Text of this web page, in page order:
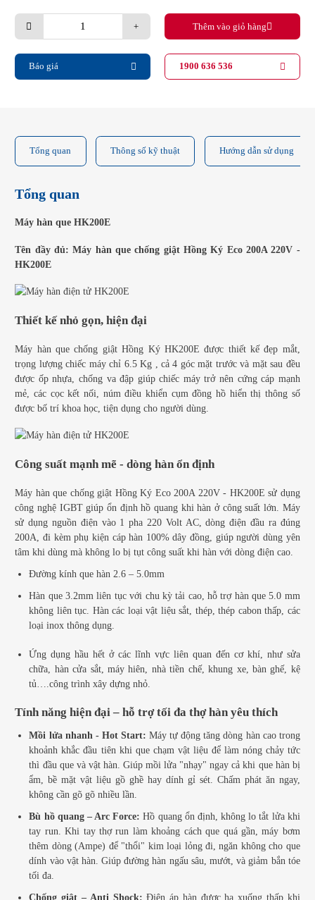
Máy
que
giật
Hồng
Thêm vào giỏ hàng
Báo giá 1900 636 536
Tổng quan Thông số kỹ thuật Hướng dẫn sử dụng
Tổng quan
Máy hàn que HK200E
Tên đầy đủ: Máy hàn que chống giật Hồng Ký Eco 200A 220V -
HK200E
Thiết kế nhỏ gọn, hiện đại
Máy hàn que chống giật Hồng Ký HK200E được thiết kế đẹp mắt,
trọng lượng chiếc máy chỉ 6.5 Kg , cả 4 góc mặt trước và mặt sau đều
được ốp nhựa, chống va đập giúp chiếc máy trở nên cứng cáp mạnh
mẻ, các cọc kết nối, núm điều khiển cụm đồng hồ hiển thị thông số
được bố trí khoa học, tiện dụng cho người dùng.
Công suất mạnh mẽ - dòng hàn ổn định
Máy hàn que chống giật Hồng Ký Eco 200A 220V - HK200E sử dụng
công nghệ IGBT giúp ổn định hồ quang khi hàn ở công suất lớn.
Máy
sử dụng nguồn điện vào 1 pha 220 Volt AC, dòng điện đầu ra đúng
200A, đi kèm phụ kiện cáp hàn 100% dây đồng, giúp người dùng yên
tâm khi dùng mà không lo bị tụt công suất khi hàn với dòng điện cao.
Đường kính que hàn 2.6 – 5.0mm
Hàn que 3.2mm liên tục với chu kỳ tải cao, hỗ trợ hàn que 5.0 mm
không liên tục. Hàn các loại vật liệu sắt, thép, thép cabon thấp, các
loại inox thông dụng.
Ứng dụng hầu hết ở các lĩnh vực liên quan đến cơ khí, như sửa
chữa, hàn cửa sắt, máy hiên, nhà tiền chế, khung xe, bàn ghế, kệ
tủ….công trình xây dựng nhỏ.
Tính năng hiện đại – hỗ trợ tối đa thợ hàn yêu thích
Mồi lửa nhanh - Hot Start: Máy tự động tăng dòng hàn cao trong
khoảnh khắc đầu tiên khi que chạm vật liệu để làm nóng chảy tức
thì đầu que và vật hàn. Giúp mồi lửa "nhạy" ngay cả khi que hàn bị
ẩm, bề mặt vật liệu gồ ghề hay dính gỉ sét. Chấm phát ăn ngay,
không cần gõ gõ nhiều lần.
Bù hồ quang – Arc Force:Hồ quang ổn định, không lo tắt lửa khi
tay run. Khi tay thợ run làm khoảng cách que quá gần, máy bơm
thêm dòng (Ampe) để "thổi" kim loại lỏng đi, ngăn không cho que
dính vào vật hàn. Giúp đường hàn ngấu sâu, mướt, và giảm bắn tóe
tối đa.
Chống giật – Anti Shock: Điện áp hàn được hạ xuống thấp khi